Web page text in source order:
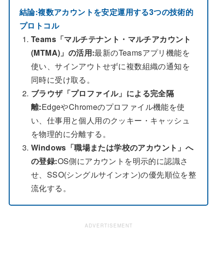
結論:複数アカウントを安定運用する3つの技術的
プロトコル
Teams「マルチテナント・マルチアカウント
(MTMA)」の活用:最新のTeamsアプリ機能を
使い、サインアウトせずに複数組織の通知を
同時に受け取る。
ブラウザ「プロファイル」による完全隔
離:EdgeやChromeのプロファイル機能を使
い、仕事用と個人用のクッキー・キャッシュ
を物理的に分離する。
Windows「職場または学校のアカウント」へ
の登録:OS側にアカウントを明示的に認識さ
せ、SSO(シングルサインオン)の優先順位を整
流化する。
ADVERTISEMENT